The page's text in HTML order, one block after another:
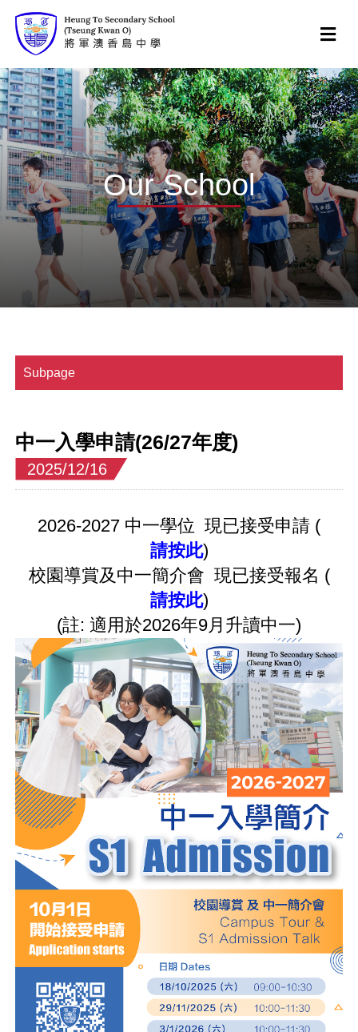
Our School
Subpage
中一入學申請(26/27年度)
2025/12/16
2026-2027 中一學位 現已接受申請 (
請按此)
校園導賞及中一簡介會 現已接受報名 (
請按此)
(註: 適用於2026年9月升讀中一)